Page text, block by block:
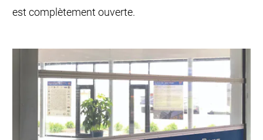
est complètement ouverte.